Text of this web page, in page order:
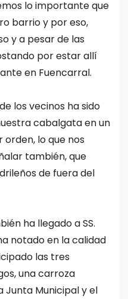
lo importante que
barrio y por eso,
y a pesar de las
por estar allí
en Fuencarral.
los vecinos ha sido
cabalgata en un
lo que nos
también, que
de fuera del
ha llegado a SS.
notado en la calidad
las tres
una carroza
Junta Municipal y el